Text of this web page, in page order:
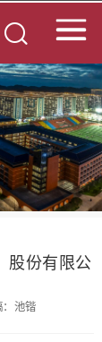
股份有限公
：池锴